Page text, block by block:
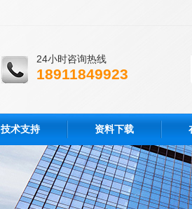
24小时咨询热线
18911849923
技术支持 资料下载